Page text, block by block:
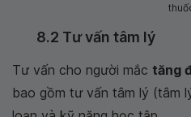
8.2 Tư vấn tâm lý
Tư vấn cho người mắc tăng
bao gồm tư vấn tâm lý (tâm